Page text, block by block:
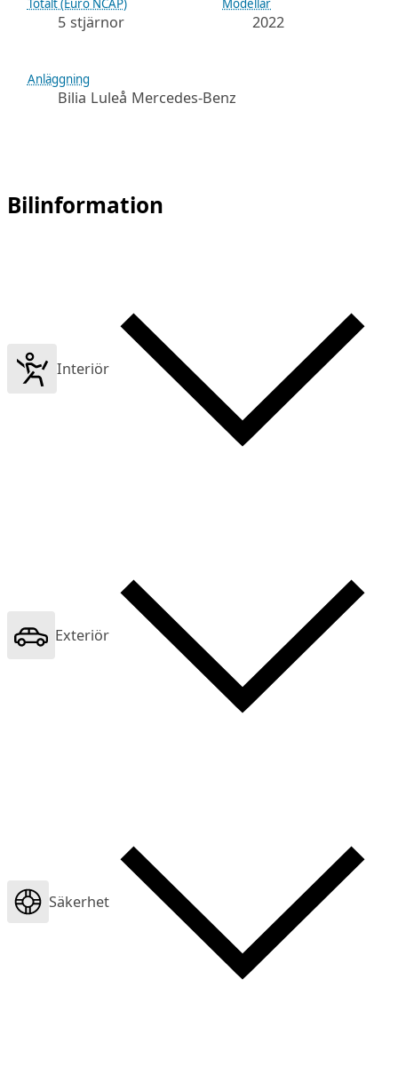
Totalt (Euro NCAP)
5 stjärnor
Modellår
2022
Anläggning
Bilia Luleå Mercedes-Benz
Bilinformation
Interiör
Exteriör
Säkerhet